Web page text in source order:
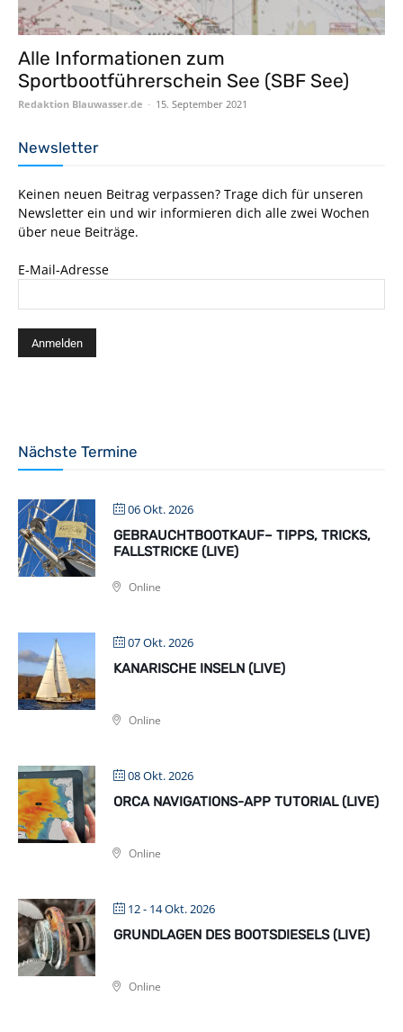
Alle Informationen zum
Sportbootführerschein See (SBF See)
Redaktion Blauwasser.de - 15. September 2021
Newsletter
Keinen neuen Beitrag verpassen? Trage dich für unseren
Newsletter ein und wir informieren dich alle zwei Wochen
über neue Beiträge.
E-Mail-Adresse
Nächste Termine
06 Okt. 2026
GEBRAUCHTBOOTKAUF– TIPPS, TRICKS,
FALLSTRICKE (LIVE)
Online
07 Okt. 2026
KANARISCHE INSELN (LIVE)
Online
08 Okt. 2026
ORCA NAVIGATIONS-APP TUTORIAL (LIVE)
Online
12 - 14 Okt. 2026
GRUNDLAGEN DES BOOTSDIESELS (LIVE)
Online